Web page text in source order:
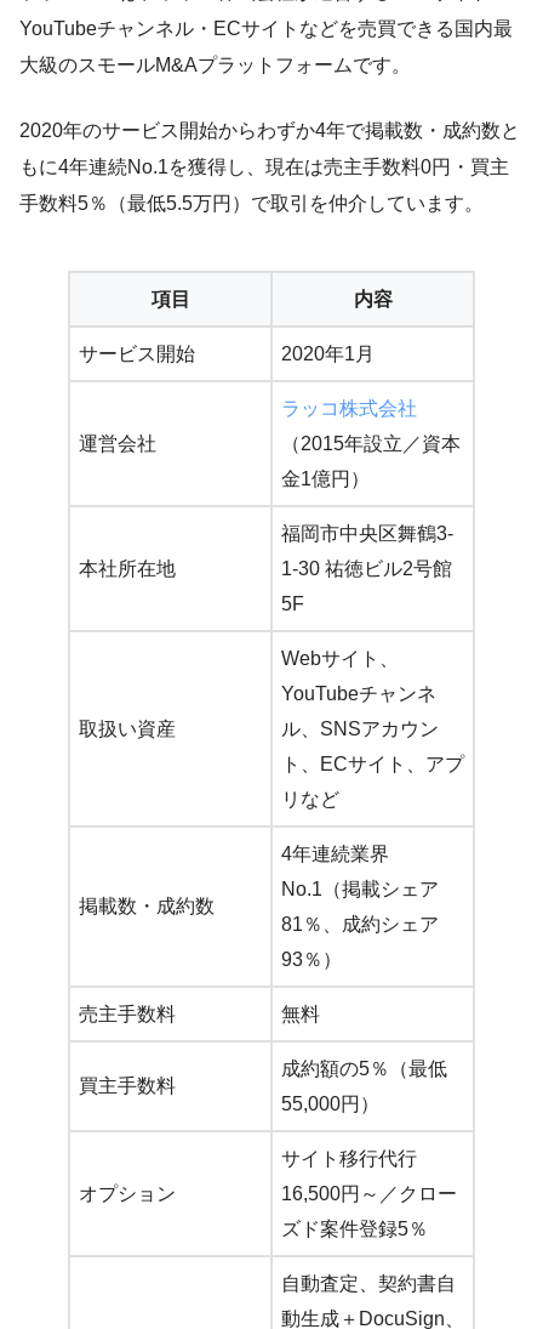
YouTubeチャンネル・ECサイトなどを売買できる国内最
大級のスモールM&Aプラットフォームです。
2020年のサービス開始からわずか4年で掲載数・成約数と
もに4年連続No.1を獲得し、現在は売主手数料0円・買主
手数料5％（最低5.5万円）で取引を仲介しています。
項目 内容
サービス開始 2020年1月
運営会社
ラッコ株式会社
（2015年設立／資本
金1億円）
本社所在地
福岡市中央区舞鶴3-
1-30 祐徳ビル2号館
5F
取扱い資産
Webサイト、
YouTubeチャンネ
ル、SNSアカウン
ト、ECサイト、アプ
リなど
掲載数・成約数
4年連続業界
No.1（掲載シェア
81％、成約シェア
93％）
売主手数料 無料
買主手数料
成約額の5％（最低
55,000円）
オプション
サイト移行代行
16,500円～／クロー
ズド案件登録5％
自動査定、契約書自
動生成＋DocuSign、